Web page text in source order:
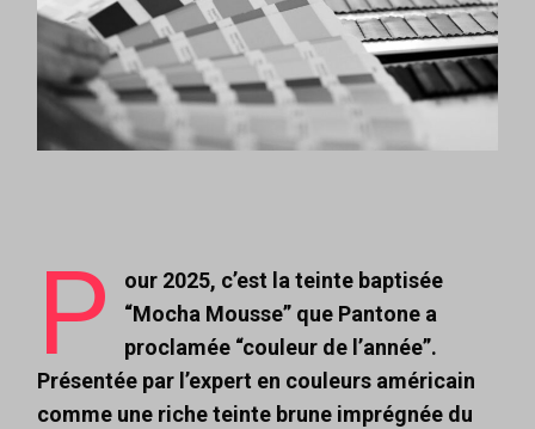
P
our 2025, c’est la teinte baptisée
“Mocha Mousse” que Pantone a
proclamée “couleur de l’année”.
Présentée par l’expert en couleurs américain
comme une riche teinte brune imprégnée du